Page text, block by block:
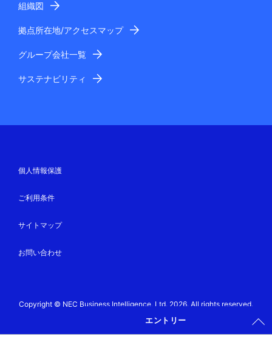
エントリー
組織図
拠点所在地/アクセスマップ
グループ会社一覧
サステナビリティ
個人情報保護
ご利用条件
サイトマップ
お問い合わせ
Copyright © NEC Business Intelligence, Ltd. 2026. All rights reserved.